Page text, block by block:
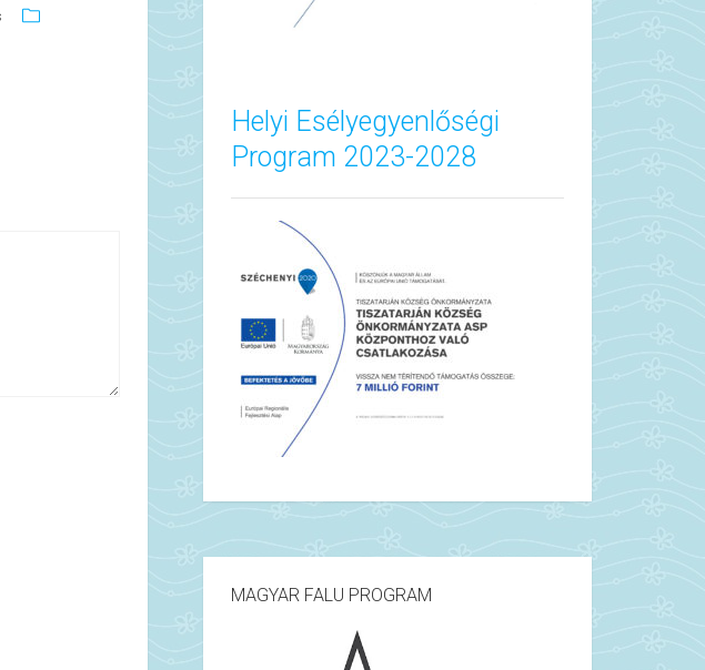
Helyi Esélyegyenlőségi
Program 2023-2028
MAGYAR FALU PROGRAM